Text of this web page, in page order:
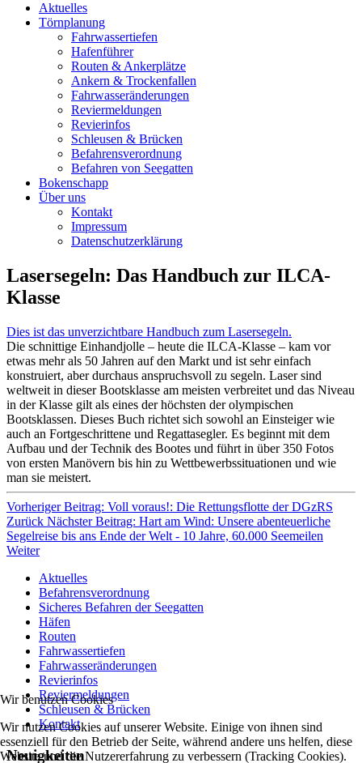
Aktuelles
Törnplanung
Fahrwassertiefen
Hafenführer
Routen & Ankerplätze
Ankern & Trockenfallen
Fahrwasseränderungen
Reviermeldungen
Revierinfos
Schleusen & Brücken
Befahrensverordnung
Befahren von Seegatten
Bokenschapp
Über uns
Kontakt
Impressum
Datenschutzerklärung
Lasersegeln: Das Handbuch zur ILCA-
Klasse
Dies ist das unverzichtbare Handbuch zum Lasersegeln.
Die schnittige Einhandjolle – heute die ILCA-Klasse – kam vor
etwas mehr als 50 Jahren auf den Markt und ist sehr einfach
konstruiert, aber durchaus anspruchsvoll zu segeln. Laser sind
weltweit in dieser Bootsklasse am meisten verbreitet und das Niveau
in der Klasse gilt als eines der höchsten der olympischen
Bootsklassen. Dieses Buch richtet sich sowohl an Einsteiger wie
auch an Fortgeschrittene und Regattasegler. Es beginnt mit dem
Aufbau und der Technik des Bootes und führt in über 350 Fotos
von ersten Manövern bis hin zu Wettbewerbssituationen und wie
man sie meistert.
Vorheriger Beitrag: Voll voraus!: Die Rettungsflotte der DGzRS
Zurück Nächster Beitrag: Hart am Wind: Unsere abenteuerliche
Segelreise bis ans Ende der Welt - 10 Jahre, 60.000 Seemeilen
Weiter
Aktuelles
Befahrensverordnung
Sicheres Befahren der Seegatten
Häfen
Routen
Fahrwassertiefen
Fahrwasseränderungen
Revierinfos
Reviermeldungen
Schleusen & Brücken
Kontakt
Neuigkeiten
Wir benutzen Cookies
Wir nutzen Cookies auf unserer Website. Einige von ihnen sind
essenziell für den Betrieb der Seite, während andere uns helfen, diese
Website und die Nutzererfahrung zu verbessern (Tracking Cookies).